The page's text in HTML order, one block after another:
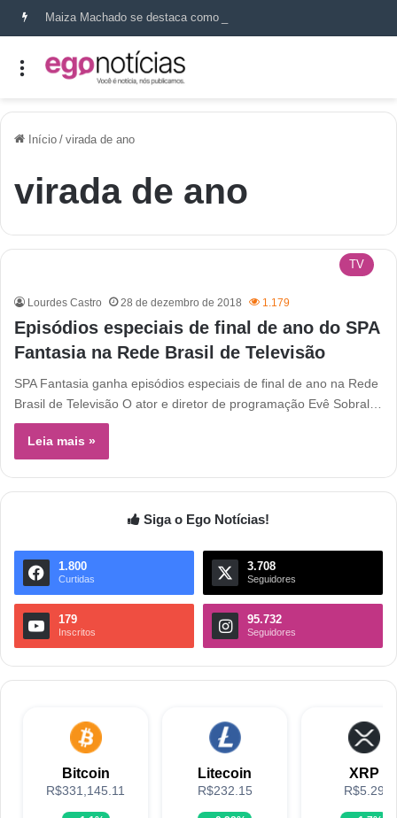
Início / virada de ano
virada de ano
TV
Lourdes Castro 28 de dezembro de 2018 1.179
Episódios especiais de final de ano do SPA
Fantasia na Rede Brasil de Televisão
SPA Fantasia ganha episódios especiais de final de ano na Rede
Brasil de Televisão O ator e diretor de programação Evê Sobral…
Leia mais »
Siga o Ego Notícias!
1.800
Curtidas
3.708
Seguidores
179
Inscritos
95.732
Seguidores
Bitcoin
R$331,145.11
Litecoin
R$232.15
XRP
R$5.29